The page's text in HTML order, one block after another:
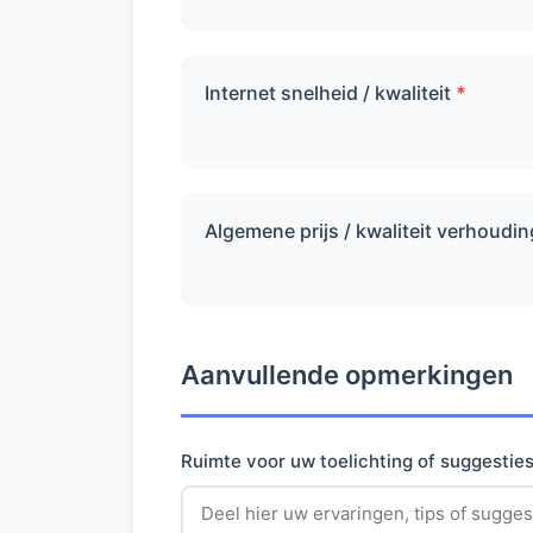
Internet snelheid / kwaliteit *
Algemene prijs / kwaliteit
Aanvullende opmerkingen
Ruimte voor uw toelichting of suggesties